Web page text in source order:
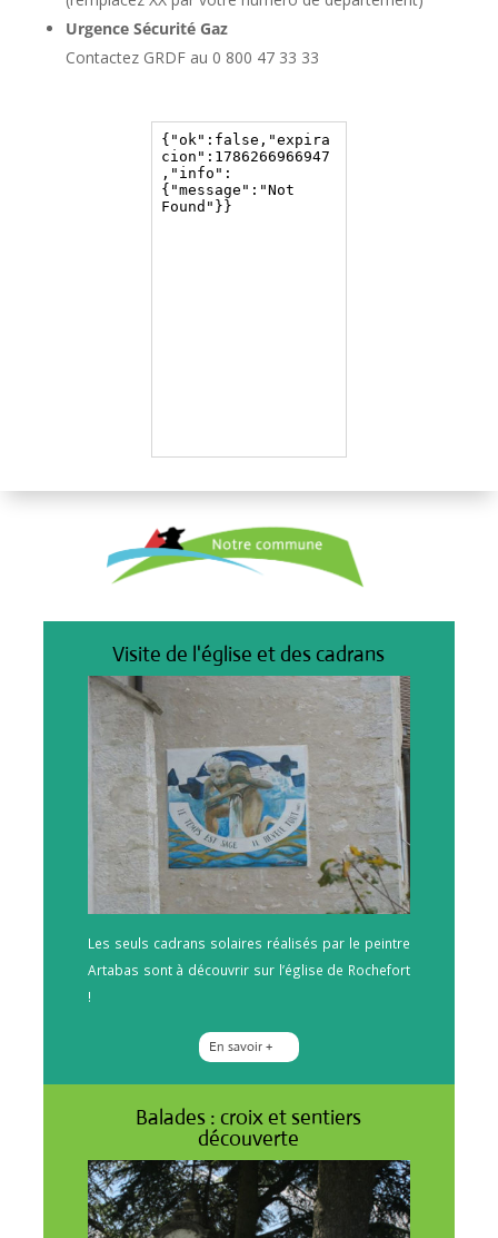
Urgence Sécurité Gaz
Contactez GRDF au 0 800 47 33 33
Visite de l'église et des cadrans
Les seuls cadrans solaires réalisés par le peintre
Artabas sont à découvrir sur l’église de Rochefort
!
En savoir +
Balades : croix et sentiers
découverte